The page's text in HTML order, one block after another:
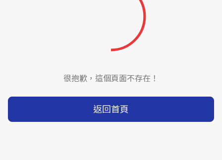
很抱歉，這個頁面不存在！
返回首頁